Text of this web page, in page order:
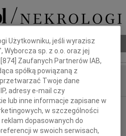
pogrzebowy
Użytkowniku, jeśli wyrazisz
Wyborcza sp. z o.o. oraz jej
874 ] Zaufanych Partnerów IAB,
spółką powiązaną z
Twoje dane
adresy e-mail czy
lub inne informacje zapisane w
w szczególności
dopasowanych do
w swoich serwisach,